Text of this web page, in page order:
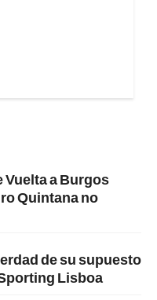
a Burgos
Quintana no
de su supuesto
Lisboa